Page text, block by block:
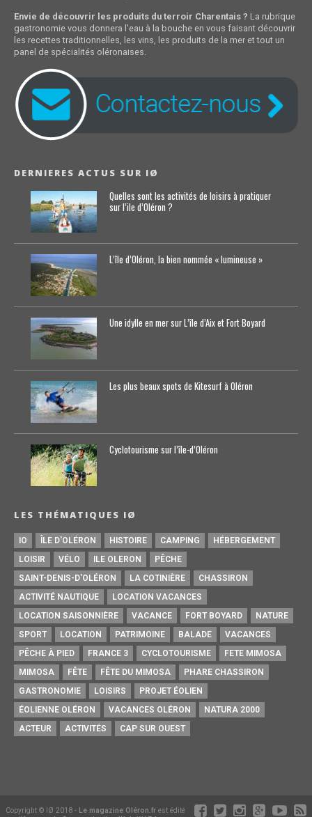
Envie de découvrir les produits du terroir Charentais ? La rubrique
gastronomie vous donnera l'eau à la bouche en vous faisant découvrir
les recettes traditionnelles, les vins, les produits de la mer et tout un
panel de spécialités oléronaises.
DERNIERES ACTUS SUR IØ
Quelles sont les activités de loisirs à pratiquer
sur l’ile d’Oléron ?
L’île d’Oléron, la bien nommée « lumineuse »
Une idylle en mer sur L’île d’Aix et Fort Boyard
Les plus beaux spots de Kitesurf à Oléron
Cyclotourisme sur l’île-d’0léron
LES THÉMATIQUES IØ
IO ÎLE D'OLÉRON HISTOIRE CAMPING
HÉBERGEMENT
LOISIR
VÉLO ILE OLERON
PÊCHE
SAINT-DENIS-D'OLÉRON
LA COTINIÈRE
CHASSIRON
ACTIVITÉ NAUTIQUE
LOCATION VACANCES
LOCATION SAISONNIÈRE
VACANCE FORT BOYARD
NATURE
SPORT
LOCATION PATRIMOINE BALADE
VACANCES
PÊCHE À PIED
FRANCE 3 CYCLOTOURISME
FETE MIMOSA
MIMOSA
FÊTE FÊTE DU MIMOSA
PHARE CHASSIRON
GASTRONOMIE
LOISIRS
PROJET ÉOLIEN
ÉOLIENNE OLÉRON
VACANCES OLÉRON
NATURA 2000
ACTEUR
ACTIVITÉS CAP SUR OUEST
Copyright © IØ 2018 - Le magazine Oléron.frest édité